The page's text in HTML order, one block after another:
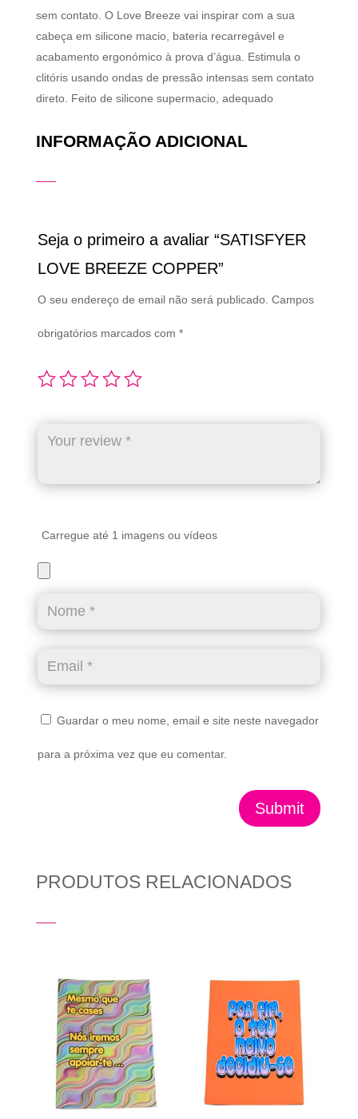
sem contato. O Love Breeze vai inspirar com a sua
cabeça em silicone macio, bateria recarregável e
acabamento ergonómico à prova d’água. Estimula o
clitóris usando ondas de pressão intensas sem contato
direto. Feito de silicone supermacio, adequado
INFORMAÇÃO ADICIONAL
Seja o primeiro a avaliar “SATISFYER
LOVE BREEZE COPPER”
O seu endereço de email não será publicado. Campos
obrigatórios marcados com *
Carregue até 1 imagens ou vídeos
Guardar o meu nome, email e site neste navegador
para a próxima vez que eu comentar.
Submit
PRODUTOS RELACIONADOS